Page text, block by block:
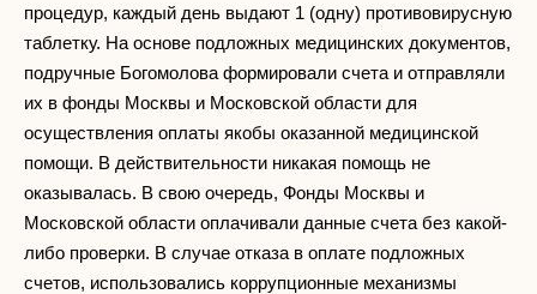
процедур, каждый день выдают 1 (одну) противовирусную
таблетку. На основе подложных медицинских документов,
подручные Богомолова формировали счета и отправляли
их в фонды Москвы и Московской области для
осуществления оплаты якобы оказанной медицинской
помощи. В действительности никакая помощь не
оказывалась. В свою очередь, Фонды Москвы и
Московской области оплачивали данные счета без какой-
либо проверки. В случае отказа в оплате подложных
счетов, использовались коррупционные механизмы